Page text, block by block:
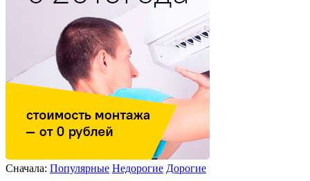
Сначала: Популярные Недорогие Дорогие